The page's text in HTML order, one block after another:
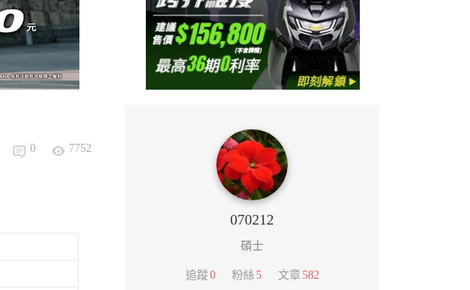
0 7752
070212
碩士
追蹤0 粉絲 5 文章582